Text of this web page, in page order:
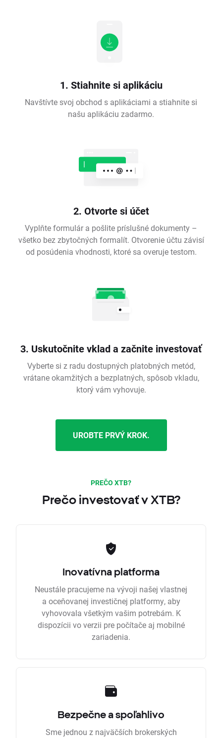
1. Stiahnite si aplikáciu
Navštívte svoj obchod s aplikáciami a stiahnite si
našu aplikáciu zadarmo.
2. Otvorte si účet
Vyplňte formulár a pošlite príslušné dokumenty –
všetko bez zbytočných formalít. Otvorenie účtu závisí
od posúdenia vhodnosti, ktoré sa overuje testom.
3. Uskutočnite vklad a začnite investovať
Vyberte si z radu dostupných platobných metód,
vrátane okamžitých a bezplatných, spôsob vkladu,
ktorý vám vyhovuje.
UROBTE PRVÝ KROK.
PREČO XTB?
Prečo investovať v XTB?
Inovatívna platforma
Neustále pracujeme na vývoji našej vlastnej
a oceňovanej investičnej platformy, aby
vyhovovala všetkým vašim potrebám. K
dispozícii vo verzii pre počítače aj mobilné
zariadenia.
Bezpečne a spoľahlivo
Sme jednou z najväčších brokerských